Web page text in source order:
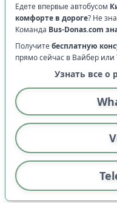
Едете впервые автобусом
комфорте в дороге? Не
Команда Bus-Donas.com
Получитебесплатную
прямо сейчас в Вайбер или
Узнать все о